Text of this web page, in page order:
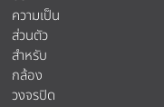
ความเป็น
ส่วนตัว
สำหรับ
กล้อง
วงจรปิด